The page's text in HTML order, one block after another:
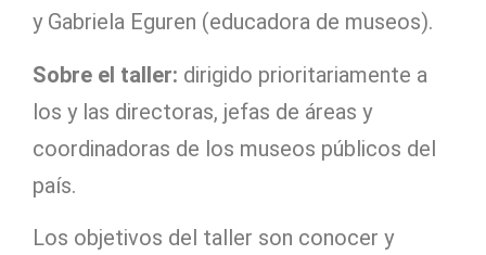
y Gabriela Eguren (educadora de museos).
Sobre el taller: dirigido prioritariamente a
los y las directoras, jefas de áreas y
coordinadoras de los museos públicos del
país.
Los objetivos del taller son conocer y